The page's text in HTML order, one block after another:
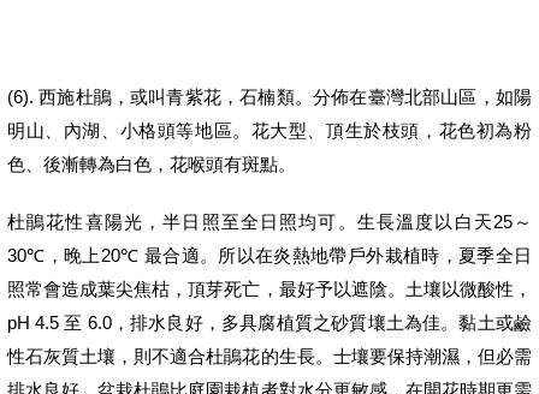
(6).西施杜鵑，或叫青紫花，石楠類。 分佈在臺灣北部山區，如陽
明山、內湖、小格頭等地區。花大型、頂生於枝頭，花色初為粉
色、後漸轉為白色，花喉頭有斑點。
杜鵑花性喜陽光，半日照至全日照均可。生長溫度以白天25～
30℃ ，晚上 20℃ 最合適。所以在炎熱地帶戶外栽植時，夏季全日
照常會造成葉尖焦枯，頂芽死亡，最好予以遮陰。土壤以微酸性，
pH 4.5至 6.0，排水良好，多具腐植質之砂質壤土為佳。黏土或鹼
性石灰質土壤，則不適合杜鵑花的生長。士壤要保持潮濕，但必需